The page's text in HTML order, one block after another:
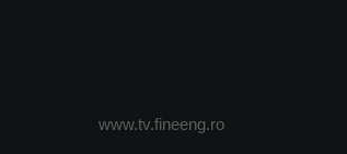
www.tv.fineeng.ro